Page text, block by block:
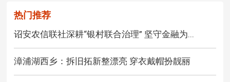
热门推荐
诏安农信联社深耕“银村联合治理” 坚守金融为...
漳浦湖西乡：拆旧拓新整漂亮 穿衣戴帽扮靓丽